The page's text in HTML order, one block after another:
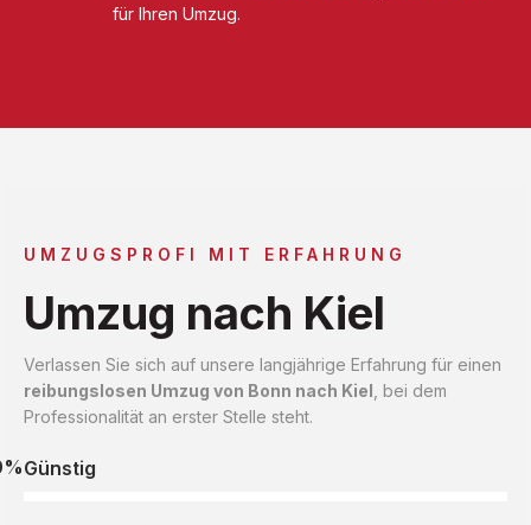
für Ihren Umzug.
UMZUGSPROFI MIT ERFAHRUNG
Umzug nach Kiel
Verlassen Sie sich auf unsere langjährige Erfahrung für einen
reibungslosen Umzug von Bonn nach Kiel , bei dem
Professionalität an erster Stelle steht.
Günstig